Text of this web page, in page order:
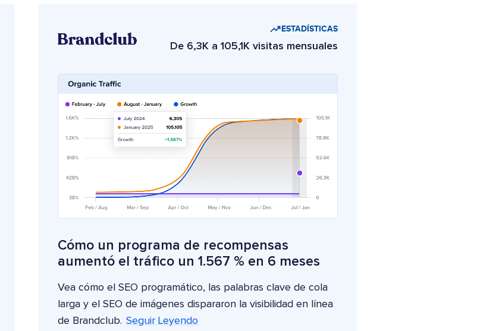
ESTADÍSTICAS
De 6,3K a 105,1K visitas mensuales
Cómo un programa de recompensas
aumentó el tráfico un 1.567 % en 6 meses
Vea cómo el SEO programático, las palabras clave de cola
larga y el SEO de imágenes dispararon la visibilidad en línea
de Brandclub. Seguir Leyendo